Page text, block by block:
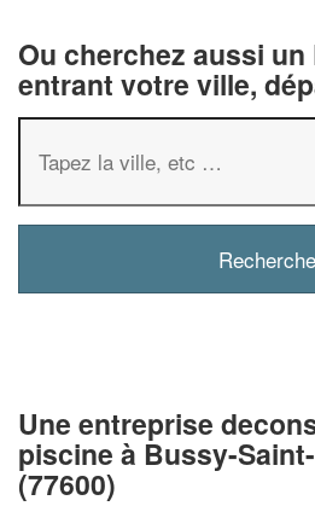
Ou cherchez aussi
entrant votre ville,
Une entreprise
piscine à Bussy-
(77600)
✕